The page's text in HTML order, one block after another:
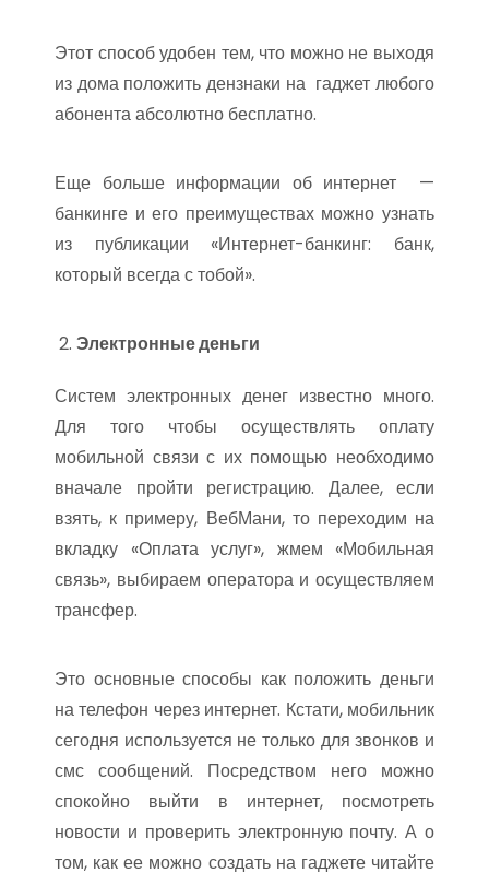
Этот способ удобен тем, что можно не выходя
из дома положить дензнаки на гаджет любого
абонента абсолютно бесплатно.
Еще больше информации об интернет —
банкинге и его преимуществах можно узнать
из публикации «Интернет-банкинг: банк,
который всегда с тобой».
Электронные деньги
Систем электронных денег известно много.
Для того чтобы осуществлять оплату
мобильной связи с их помощью необходимо
вначале пройти регистрацию. Далее, если
взять, к примеру, ВебМани, то переходим на
вкладку «Оплата услуг», жмем «Мобильная
связь», выбираем оператора и осуществляем
трансфер.
Это основные способы как положить деньги
на телефон через интернет. Кстати, мобильник
сегодня используется не только для звонков и
смс сообщений. Посредством него можно
спокойно выйти в интернет, посмотреть
новости и проверить электронную почту. А о
том, как ее можно создать на гаджете читайте